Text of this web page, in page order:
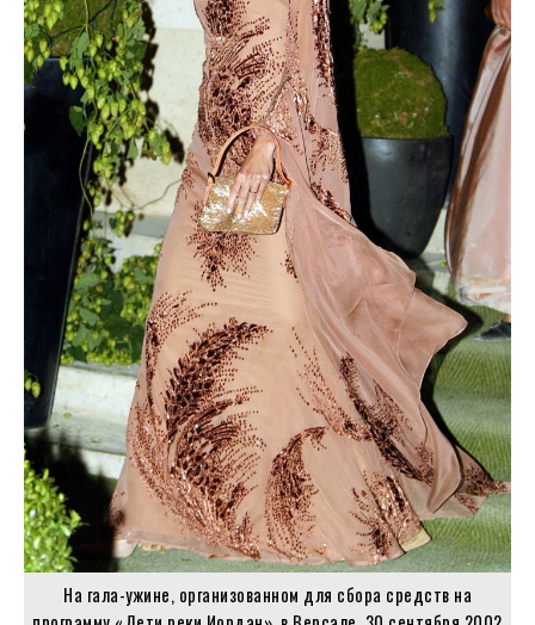
На гала-ужине, организованном для сбора средств на